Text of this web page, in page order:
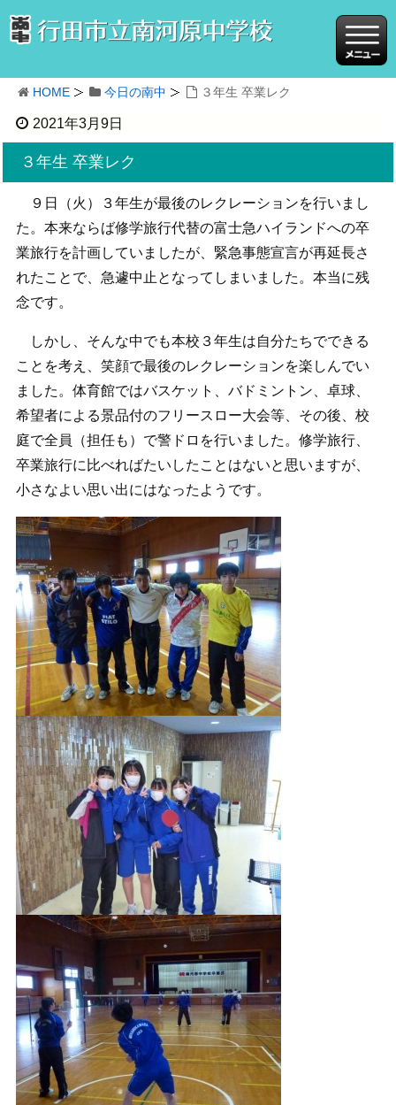
HOME 今日の南中 ３年生 卒業レク
2021年3月9日
３年生 卒業レク
９日（火）３年生が最後のレクレーションを行いまし
た。本来ならば修学旅行代替の富士急ハイランドへの卒
業旅行を計画していましたが、緊急事態宣言が再延長さ
れたことで、急遽中止となってしまいました。本当に残
念です。
しかし、そんな中でも本校３年生は自分たちでできる
ことを考え、笑顔で最後のレクレーションを楽しんでい
ました。体育館ではバスケット、バドミントン、卓球、
希望者による景品付のフリースロー大会等、その後、校
庭で全員（担任も）で警ドロを行いました。修学旅行、
卒業旅行に比べればたいしたことはないと思いますが、
小さなよい思い出にはなったようです。